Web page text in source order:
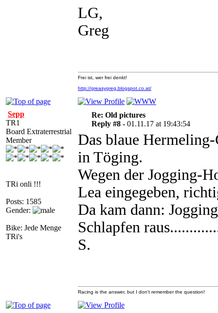
LG,
Greg
Frei ist, wer frei denkt!
http://greasygreg.blogspot.co.at/
Sepp
TR1
Board Extraterrestrial
Member
TRi onli !!!
Posts: 1585
Gender:
Bike: Jede Menge
TRi's
Re: Old pictures
Reply #8 - 01.11.17 at 19:43:54
Das blaue
in Töging.
Wegen der Jogging-
Lea eingegeben,
Da kam dann:
Schlapfen
S.
Racing is the answer, but I don't remember the question!